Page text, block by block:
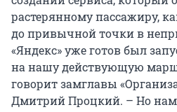
растерянному пассажиру,
до привычной точки в
«Яндекс»уже готов был
на нашу действующую
говорит замглавы
Дмитрий Процкий. – Но